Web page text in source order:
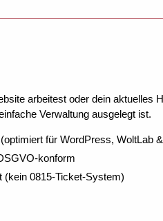
arbeitest oder dein
Verwaltung ausgelegt ist.
für WordPress, WoltLab
konform
0815-Ticket-System)